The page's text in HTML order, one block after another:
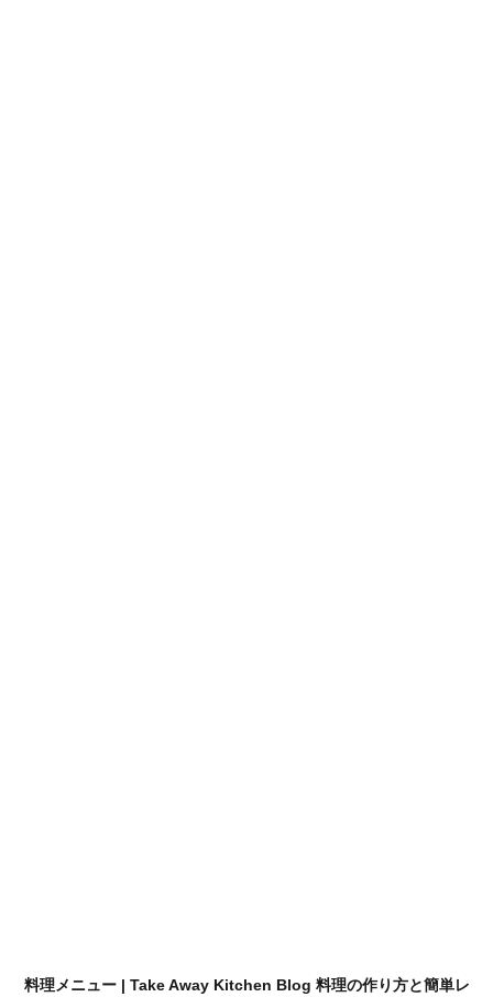
料理メニュー | Take Away Kitchen Blog 料理の作り方と簡単レ